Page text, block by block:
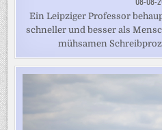
Ein Leipziger Professor
schneller und besser als
mühsamen